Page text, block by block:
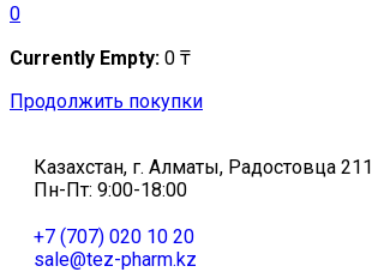
0
Currently Empty: 0 ₸
Продолжить покупки
Казахстан, г. Алматы, Радостовца 211
Пн-Пт: 9:00-18:00
+7 (707) 020 10 20
sale@tez-pharm.kz